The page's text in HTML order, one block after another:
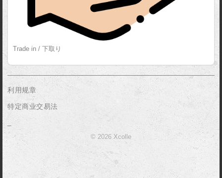
Trade in / 下取り
利用规章
特定商业交易法
_
© 2026 Xcolle